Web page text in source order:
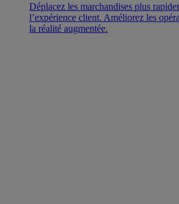
Déplacez les marchandises plus
l’expérience client. Améliorez les
la réalité augmentée.